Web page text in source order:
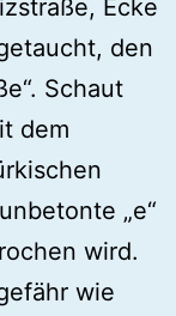
Ecke
den
Schaut
dem
„e“
wird.
wie